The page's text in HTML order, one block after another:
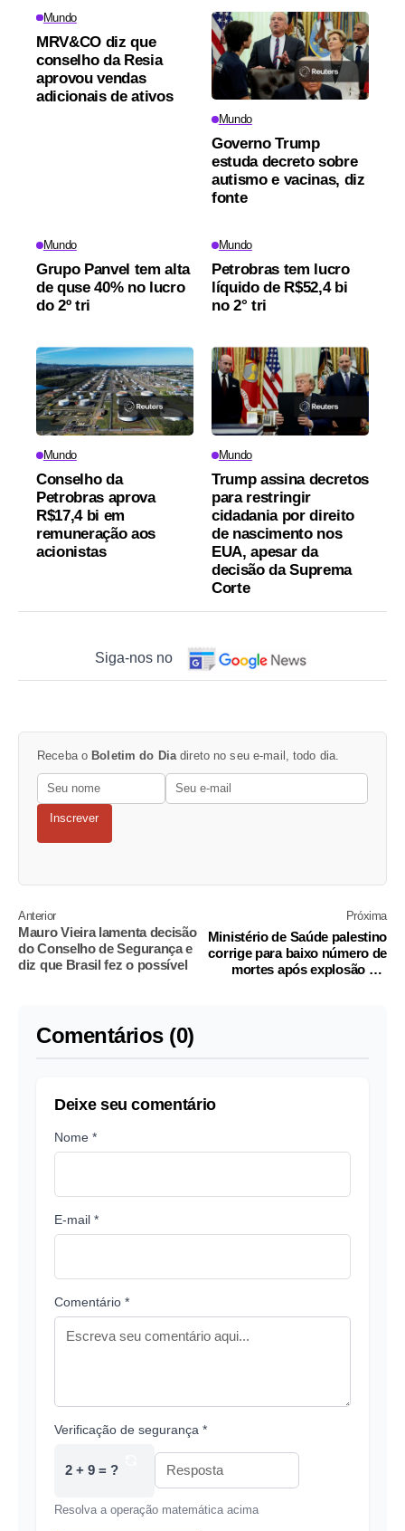
Mundo
MRV&CO diz que
conselho da Resia
aprovou vendas
adicionais de ativos
Mundo
Governo Trump
estuda decreto sobre
autismo e vacinas, diz
fonte
Mundo
Grupo Panvel tem alta
de quse 40% no lucro
do 2º tri
Mundo
Petrobras tem lucro
líquido de R$52,4 bi
no 2° tri
Mundo
Conselho da
Petrobras aprova
R$17,4 bi em
remuneração aos
acionistas
Mundo
Trump assina decretos
para restringir
cidadania por direito
de nascimento nos
EUA, apesar da
decisão da Suprema
Corte
Siga-nos no
Receba o Boletim do Diadireto no seu e-mail, todo dia.
Inscrever
Anterior
Mauro Vieira lamenta decisão
do Conselho de Segurança e
diz que Brasil fez o possível
Próxima
Ministério de Saúde palestino
corrige para baixo número de
mortes após explosão em
Comentários (0)
Deixe seu comentário
Nome *
E-mail *
Comentário *
Verificação de segurança *
2 + 9 = ?
Resolva a operação matemática acima